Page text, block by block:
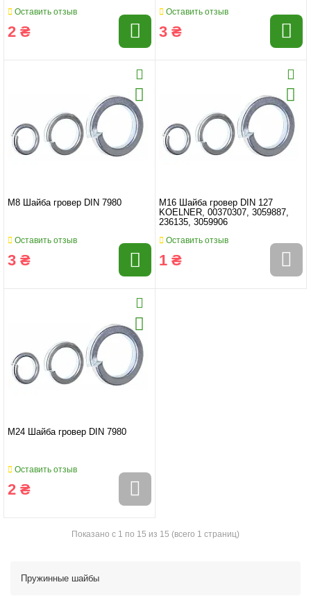
Оставить отзыв
2 ₴
Оставить отзыв
3 ₴
M8 Шайба гровер DIN 7980
Оставить отзыв
3 ₴
M16 Шайба гровер DIN 127
KOELNER, 00370307, 3059887,
236135, 3059906
Оставить отзыв
1 ₴
M24 Шайба гровер DIN 7980
Оставить отзыв
2 ₴
Показано с 1 по 15 из 15 (всего 1 страниц)
Пружинные шайбы